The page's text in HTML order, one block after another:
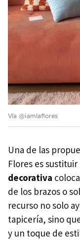
Vía @iamlaflores
Una de las
Flores es
decorativa
de los brazos o
recurso no solo
tapicería, sino
y un toque de